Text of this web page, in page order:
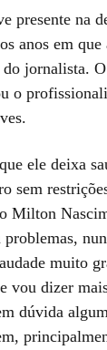
presente na
anos em que
jornalista.
o
ele deixa
sem
Milton
muito
vou dizer
dúvida